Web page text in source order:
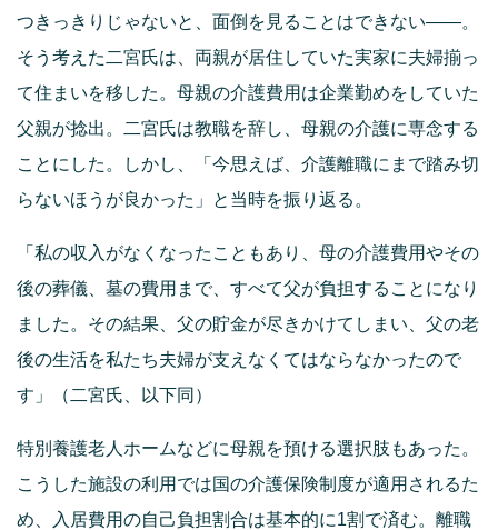
つきっきりじゃないと、面倒を見ることはできない——。
そう考えた二宮氏は、両親が居住していた実家に夫婦揃っ
て住まいを移した。母親の介護費用は企業勤めをしていた
父親が捻出。二宮氏は教職を辞し、母親の介護に専念する
ことにした。しかし、「今思えば、介護離職にまで踏み切
らないほうが良かった」と当時を振り返る。
「私の収入がなくなったこともあり、母の介護費用やその
後の葬儀、墓の費用まで、すべて父が負担することになり
ました。その結果、父の貯金が尽きかけてしまい、父の老
後の生活を私たち夫婦が支えなくてはならなかったので
す」（二宮氏、以下同）
特別養護老人ホームなどに母親を預ける選択肢もあった。
こうした施設の利用では国の介護保険制度が適用されるた
め、入居費用の自己負担割合は基本的に1割で済む。離職